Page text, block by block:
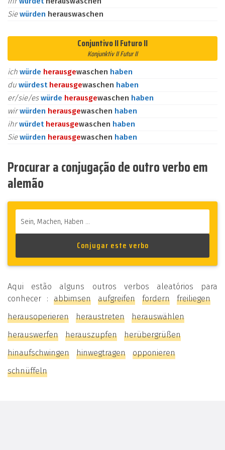
Siewürden herauswaschen
Conjuntivo II Futuro II
Konjunktiv II Futur II
ich würde herausgewaschen haben
du würdest herausgewaschen haben
er/sie/eswürde herausgewaschen haben
wirwürden herausgewaschen haben
ihrwürdet herausgewaschen haben
Siewürden herausgewaschen haben
Procurar a conjugação de outro verbo em
alemão
Aqui estão alguns outros verbos aleatórios para
conhecer : abbimsen aufgreifen fordern
freiliegen
herausoperieren
heraustreten
herauswählen
herauswerfen
herauszupfen
herübergrüßen
hinaufschwingen
hinwegtragen
opponieren
schnüffeln